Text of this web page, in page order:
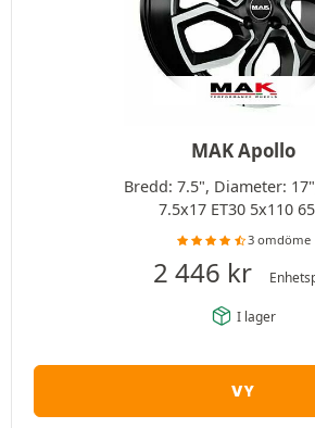
MAK Apollo
Bredd: 7.5", Diameter:
7.5x17 ET30 5x110
3 omdöme
2 446 kr
I lager
VY